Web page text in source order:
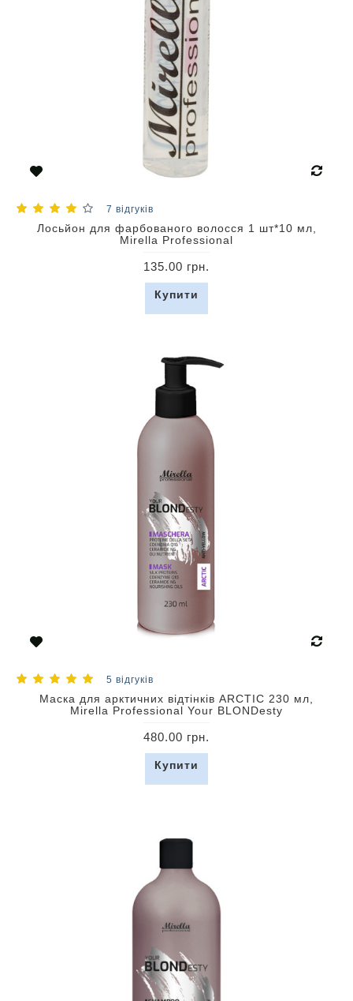
7 відгуків
Лосьйон для фарбованого волосся 1 шт*10 мл,
Mirella Professional
135.00 грн.
Купити
5 відгуків
Маска для арктичних відтінків ARCTIC 230 мл,
Mirella Professional Your BLONDesty
480.00 грн.
Купити